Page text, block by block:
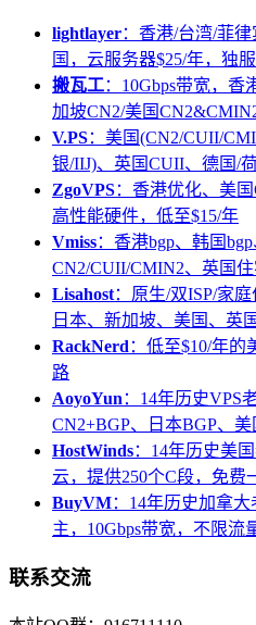
lightlayer：香港/台湾/菲
国，云服务器$25/年，独服
搬瓦工：10Gbps带宽，
加坡CN2/美国
V.PS：美国(CN2/CUII/
银/IIJ)、英国CUII、德国/
ZgoVPS：香港优化、美
高性能硬件，低至$15/年
Vmiss：香港bgp、韩国
CN2/CUII/CMIN2、英国
Lisahost：原生/双ISP/家
日本、新加坡、美国、英国
RackNerd：低至$10/年的
路
AoyoYun：14年历史VPS
CN2+BGP、日本BGP、
HostWinds：14年历史美
云，提供250个C段，免费
BuyVM：14年历史加拿
主，10Gbps带宽，不限流
联系交流